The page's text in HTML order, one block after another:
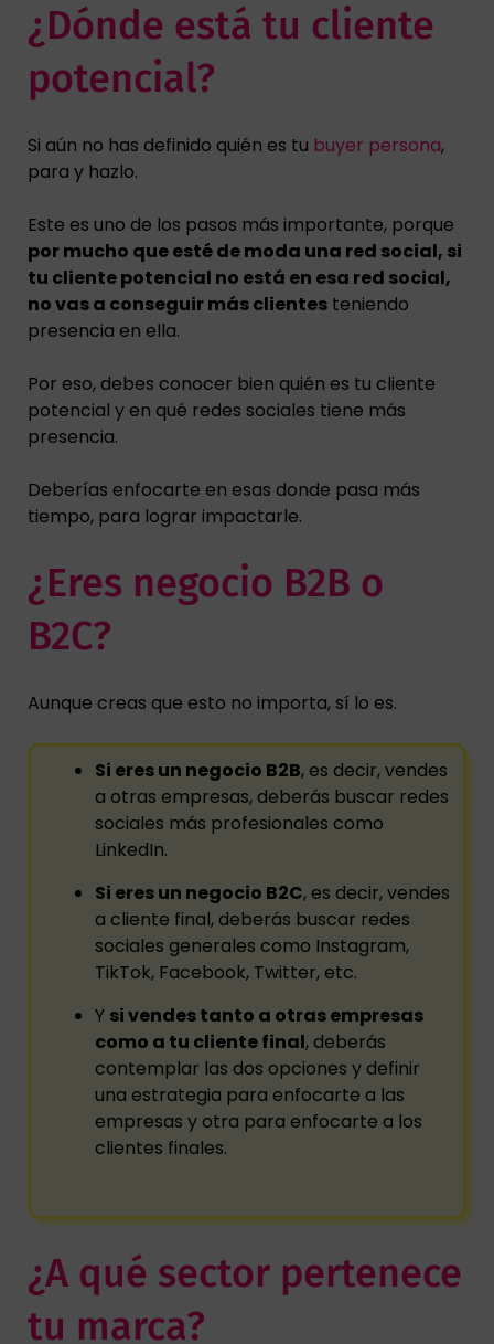
¿Dónde está tu cliente
potencial?
Si aún no has definido quién es tu buyer persona,
para y hazlo.
Este es uno de los pasos más importante, porque
por mucho que esté de moda una red social, si
tu cliente potencial no está en esa red social,
no vas a conseguir más clientes teniendo
presencia en ella.
Por eso, debes conocer bien quién es tu cliente
potencial y en qué redes sociales tiene más
presencia.
Deberías enfocarte en esas donde pasa más
tiempo, para lograr impactarle.
¿Eres negocio B2B o
B2C?
Aunque creas que esto no importa, sí lo es.
Si eres un negocio B2B, es decir, vendes
a otras empresas, deberás buscar redes
sociales más profesionales como
LinkedIn.
Si eres un negocio B2C, es decir, vendes
a cliente final, deberás buscar redes
sociales generales como Instagram,
TikTok, Facebook, Twitter, etc.
Y si vendes tanto a otras empresas
como a tu cliente final, deberás
contemplar las dos opciones y definir
una estrategia para enfocarte a las
empresas y otra para enfocarte a los
clientes finales.
¿A qué sector pertenece
tu marca?